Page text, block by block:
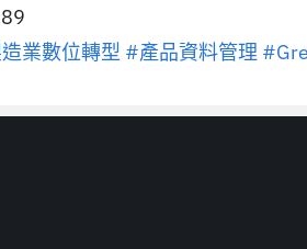
業數位轉型 #產品資料管理